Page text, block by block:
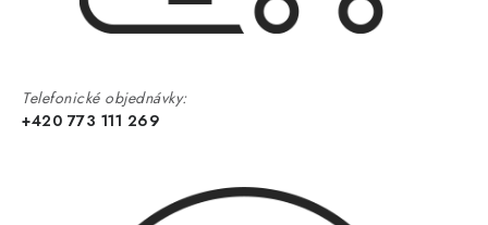
Telefonické objednávky:
+420 773 111 269